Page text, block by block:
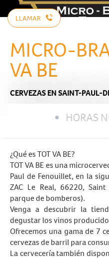
LLAMAR
MICRO-
VA BE
CERVEZASEN SAINT-PAUL-
HORAS
¿Qué es TOT VA BE?
TOT VA BE es una
Paul de Fenouillet, en la
ZAC Le Real, 66220,
parque de bomberos).
Venga a descubrir la
degustar los vinos
Ofrecemos una gama de 7
cervezas de barril para
La cervecería también